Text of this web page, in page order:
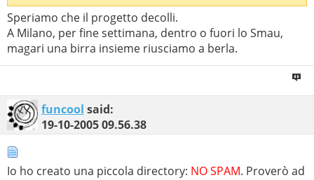
Speriamo che il progetto decolli.
A Milano, per fine settimana, dentro o fuori lo Smau,
magari una birra insieme riusciamo a berla.
funcool said:
19-10-200509.56.38
Io ho creato una piccola directory: NO SPAM. Proverò ad